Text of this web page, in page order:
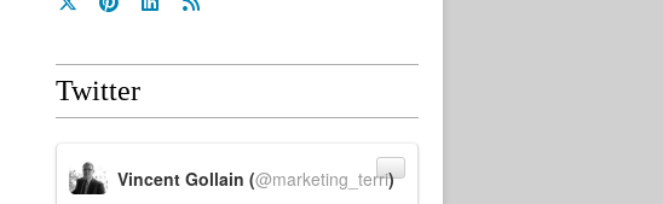
Twitter
Vincent Gollain (@marketing_terri)